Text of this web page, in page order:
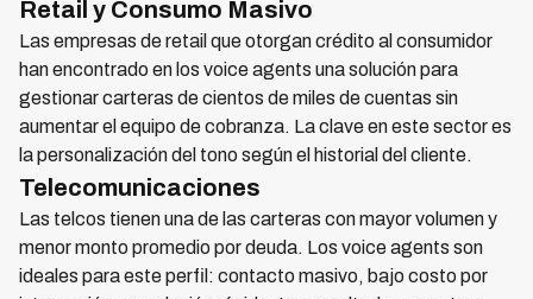
Retail y Consumo Masivo
Las empresas de retail que otorgan crédito al consumidor
han encontrado en los voice agents una solución para
gestionar carteras de cientos de miles de cuentas sin
aumentar el equipo de cobranza. La clave en este sector es
la personalización del tono según el historial del cliente.
Telecomunicaciones
Las telcos tienen una de las carteras con mayor volumen y
menor monto promedio por deuda. Los voice agents son
ideales para este perfil: contacto masivo, bajo costo por